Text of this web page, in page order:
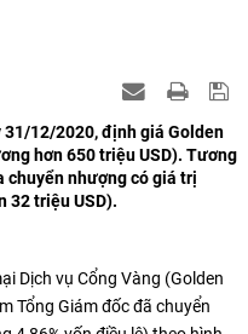
12/2020, định giá Golden
hơn 650 triệu USD). Tương
chuyển nhượng có giá trị
32 triệu USD).
Dịch vụ Cổng Vàng (Golden
Tổng Giám đốc đã chuyển